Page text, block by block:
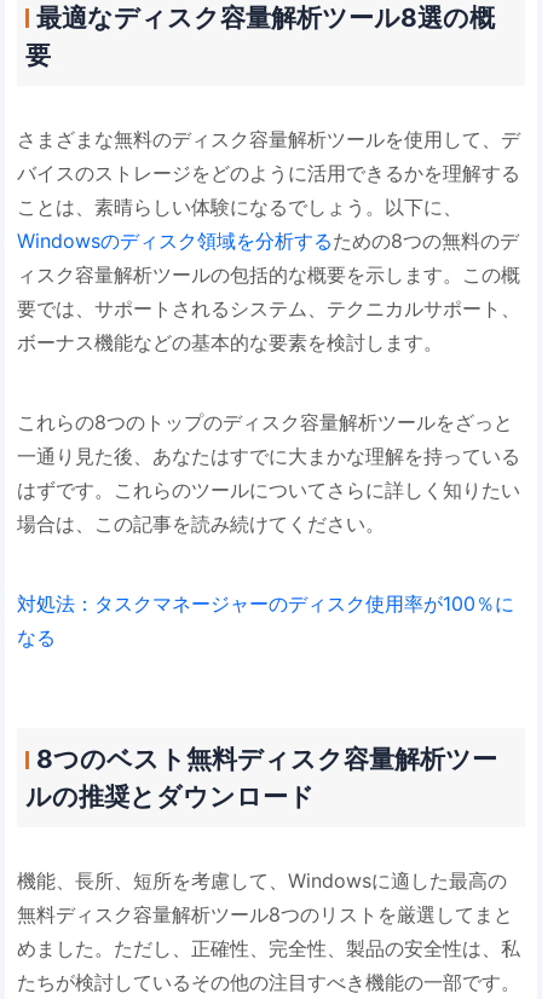
最適なディスク容量解析ツール8選の概
要
さまざまな無料のディスク容量解析ツールを使用して、デ
バイスのストレージをどのように活用できるかを理解する
ことは、素晴らしい体験になるでしょう。以下に、
Windowsのディスク領域を分析するための8つの無料のデ
ィスク容量解析ツールの包括的な概要を示します。この概
要では、サポートされるシステム、テクニカルサポート、
ボーナス機能などの基本的な要素を検討します。
これらの8つのトップのディスク容量解析ツールをざっと
一通り見た後、あなたはすでに大まかな理解を持っている
はずです。これらのツールについてさらに詳しく知りたい
場合は、この記事を読み続けてください。
対処法：タスクマネージャーのディスク使用率が100％に
なる
8つのベスト無料ディスク容量解析ツー
ルの推奨とダウンロード
機能、長所、短所を考慮して、Windowsに適した最高の
無料ディスク容量解析ツール8つのリストを厳選してまと
めました。ただし、正確性、完全性、製品の安全性は、私
たちが検討しているその他の注目すべき機能の一部です。